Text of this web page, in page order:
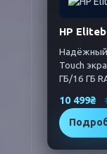
HP
Надёжный
Touch
ГБ/16 ГБ
10 499₴